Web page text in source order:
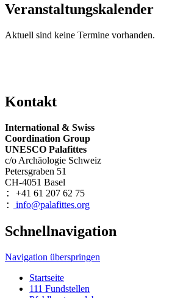
Veranstaltungskalender
Aktuell sind keine Termine vorhanden.
Kontakt
International & Swiss
Coordination Group
UNESCO Palafittes
c/o Archäologie Schweiz
Petersgraben 51
CH-4051 Basel
: +41 61 207 62 75
: info@palafittes.org
Schnellnavigation
Navigation überspringen
Startseite
111 Fundstellen